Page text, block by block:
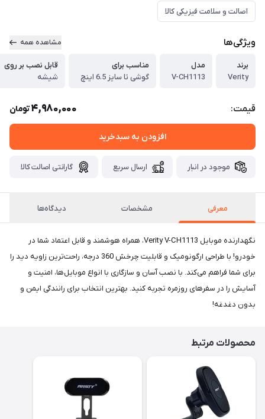
اصالت و سلامت فیزیکی کالا
ویژگی‌ها مشاهده همه
برند
Verity
مدل
V-CH1113
مناسب برای
گوشی تا سایز 6.5 اینچ
قابل نصب بر روی
شیشه
قیمت: 4,980,000تومان
افزودن به سبدخرید
موجود در انبار ارسال سریع گارانتی اصالت کالا
معرفی مشخصات دیدگاه‌ها
نگهدارنده موبایل Verity V-CH1113، همراه هوشمند و قابل اعتماد شما در
خودرو! با طراحی ارگونومیک و قابلیت چرخش 360 درجه، راحت‌ترین زاویه دید را
برای شما فراهم می‌کند. با نصب آسان و سازگاری با انواع موبایل‌ها، امنیت و
آسایش را در سفرهای روزمره تجربه کنید. بهترین انتخاب برای رانندگی ایمن و
بدون دغدغه!
محصولات مرتبط